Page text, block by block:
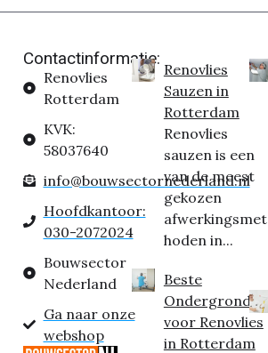
Contactinformatie:
Renovlies
Rotterdam
KVK:
58037640
info@bouwsectornederland.nl
Hoofdkantoor:
030-2072024
Bouwsector
Nederland
Ga naar onze
webshop
Renovlies
Sauzen in
Rotterdam
Renovlies
sauzen is een
van de meest
gekozen
afwerkingsmet
hoden in...
Beste
Ondergrond
voor Renovlies
in Rotterdam